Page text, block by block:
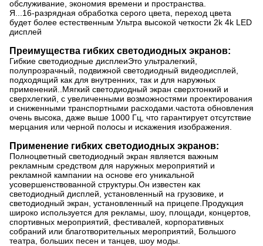
обслуживание, экономия времени и пространства.
Я... 16-разрядная обработка серого цвета, переход цвета
будет более естественным Ультра высокой четкости 2k 4k LED
дисплей
Преимущества гибких светодиодных экранов:
Гибкие светодиодные дисплеиЭто ультралегкий,
полупрозрачный, подвижной светодиодный видеодисплей,
подходящий как для внутренних, так и для наружных
применений..Мягкий светодиодный экран сверхтонкий и
сверхлегкий, с увеличенными возможностями проектирования
и сниженными транспортными расходами.частота обновления
очень высока, даже выше 1000 Гц, что гарантирует отсутствие
мерцания или черной полосы и искажения изображения.
Применение гибких светодиодных экранов:
Полноцветный светодиодный экран является важным
рекламным средством для наружных мероприятий и
рекламной кампании на основе его уникальной
усовершенствованной структуры.Он известен как
светодиодный дисплей, установленный на грузовике, и
светодиодный экран, установленный на прицепе.Продукция
широко используется для рекламы, шоу, площади, концертов,
спортивных мероприятий, фестивалей, корпоративных
собраний или благотворительных мероприятий, Большого
театра, больших песен и танцев, шоу моды.